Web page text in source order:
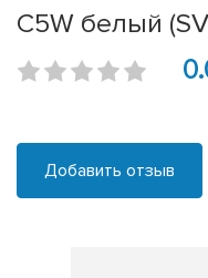
C5W белый
Добавить отзыв